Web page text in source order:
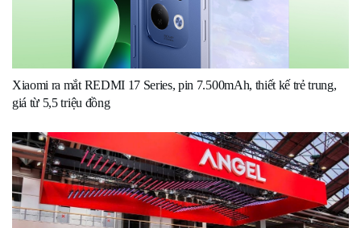
Xiaomi ra mắt REDMI 17 Series, pin 7.500mAh, thiết kế trẻ trung,
giá từ 5,5 triệu đồng